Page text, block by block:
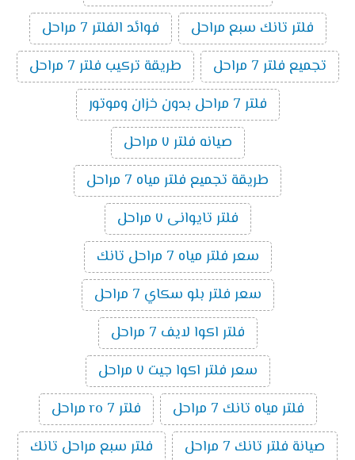
فلتر تانك سبع مراحل
فوائد الفلتر 7 مراحل
تجميع فلتر 7 مراحل
طريقة تركيب فلتر 7 مراحل
فلتر 7 مراحل بدون خزان وموتور
صيانه فلتر ٧ مراحل
طريقة تجميع فلتر مياه 7 مراحل
فلتر تايوانى ٧ مراحل
سعر فلتر مياه 7 مراحل تانك
سعر فلتر بلو سكاي 7 مراحل
فلتر اكوا لايف 7 مراحل
سعر فلتر اكوا جيت ٧ مراحل
فلتر مياه تانك 7 مراحل
فلتر ro 7 مراحل
صيانة فلتر تانك 7 مراحل
فلتر سبع مراحل تانك